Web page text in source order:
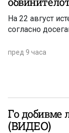
На 22 август
согласно
пред 9 часа
Го добивме
(ВИДЕО)